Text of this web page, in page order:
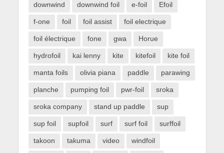
downwind downwind foil e-foil Efoil
f-one foil foil assist foil electrique
foil électrique fone gwa Horue
hydrofoil kai lenny kite kitefoil kite foil
manta foils olivia piana paddle parawing
planche pumping foil pwr-foil sroka
sroka company stand up paddle sup
sup foil supfoil surf surf foil surffoil
takoon takuma video windfoil